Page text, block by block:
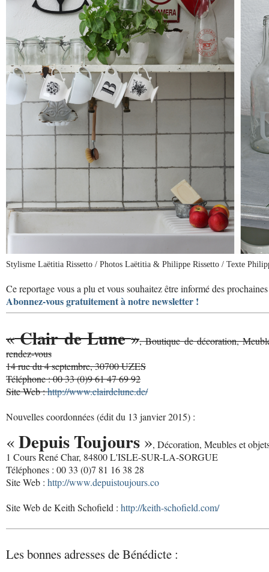
Stylisme Laëtitia Rissetto / Photos Laëtitia & Philippe Rissetto / Texte
Ce reportage vous a plu et vous souhaitez être informé des
Abonnez-vous gratuitement à notre newsletter !
«Clair de Lune», Boutique de décoration,
rendez-vous
14 rue du 4 septembre, 30700 UZES
Téléphone : 00 33 (0)9 61 47 69 92
Site Web :http://www.clairdelune.de/
Nouvelles coordonnées (édit du 13 janvier 2015) :
«Depuis Toujours », Décoration, Meubles et
1 Cours René Char, 84800 L'ISLE-SUR-LA-SORGUE
Téléphones : 00 33 (0)7 81 16 38 28
Site Web : http://www.depuistoujours.co
Site Web de Keith Schofield : http://keith-schofield.com/
Les bonnes adresses de Bénédicte :